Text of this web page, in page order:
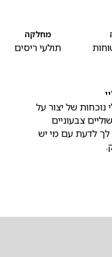
מחלקה
תולעי ריסים
נוכחות של יצור על
צבעוניים
לדעת עם מי יש